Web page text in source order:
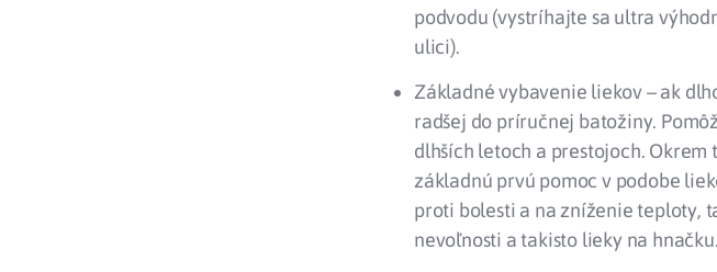
podvodu (vystríhajte sa ultra
ulici).
Základné vybavenie liekov – ak
radšej do príručnej batožiny.
dlhších letoch a prestojoch. Okrem
základnú prvú pomoc v podobe
proti bolesti a na zníženie teploty,
nevoľnosti a takisto lieky na hnačku.